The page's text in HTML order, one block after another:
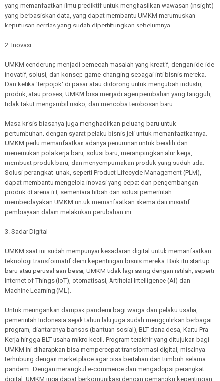
yang memanfaatkan ilmu prediktif untuk menghasilkan wawasan (insight)
yang berbasiskan data, yang dapat membantu UMKM merumuskan
keputusan cerdas yang sudah diperhitungkan sebelumnya.
2. Inovasi
UMKM cenderung menjadi pemecah masalah yang kreatif, dengan ide-ide
inovatif, solusi, dan konsep game-changing sebagai inti bisnis mereka.
Dan ketika 'terpojok' di pasar atau didorong untuk mengubah industri,
produk, atau proses, UMKM bisa menjadi agen perubahan yang tangguh,
tidak takut mengambil risiko, dan mencoba terobosan baru.
Masa krisis biasanya juga menghadirkan peluang baru untuk
pertumbuhan, dengan syarat pelaku bisnis jeli untuk memanfaatkannya.
UMKM perlu memanfaatkan adanya penurunan untuk beralih dan
menemukan pola kerja baru, solusi baru, merampingkan alur kerja,
membuat produk baru, dan menyempurnakan produk yang sudah ada.
Solusi perangkat lunak, seperti Product Lifecycle Management (PLM),
dapat membantu mengelola inovasi yang cepat dan pengembangan
produk di arena ini, sementara hibah dan solusi pemerintah
memberdayakan UMKM untuk memanfaatkan skema dan inisiatif
pembiayaan dalam melakukan perubahan ini.
3. Sadar Digital
UMKM saat ini sudah mempunyai kesadaran digital untuk memanfaatkan
teknologi transformatif demi kepentingan bisnis mereka. Baik itu startup
baru atau perusahaan besar, UMKM tidak lagi asing dengan istilah, seperti
Internet of Things (IoT), otomatisasi, Artificial Intelligence (AI) dan
Machine Learning (ML).
Untuk meringankan dampak pandemi bagi warga dan pelaku usaha,
pemerintah Indonesia sejak tahun lalu juga sudah menggulirkan berbagai
program, diantaranya bansos (bantuan sosial), BLT dana desa, Kartu Pra
Kerja hingga BLT usaha mikro kecil. Program terakhir yang ditujukan bagi
UMKM ini diharapkan bisa mempercepat transformasi digital, misalnya
terhubung dengan marketplace agar bisa bertahan dan tumbuh selama
pandemi. Dengan merangkul e-commerce dan mengadopsi perangkat
digital, UMKM juga dapat berkomunikasi dengan pemangku kepentingan